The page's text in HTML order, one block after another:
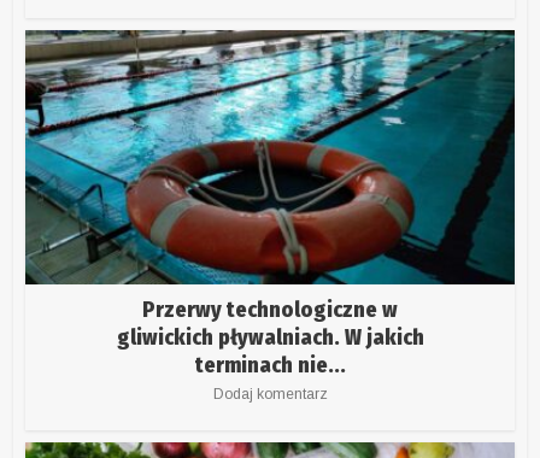
Przerwy technologiczne w
gliwickich pływalniach. W jakich
terminach nie...
Dodaj komentarz